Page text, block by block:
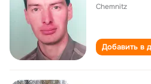
Chemnitz
Добавить в